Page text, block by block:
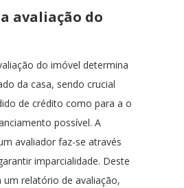
avaliação do
do imóvel determina
da casa, sendo crucial
de crédito como para a o
possível. A
avaliador faz-se através
imparcialidade. Deste
um relatório de avaliação,